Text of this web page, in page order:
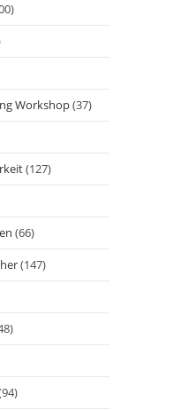
Workshop(37)
(127)
(66)
(147)